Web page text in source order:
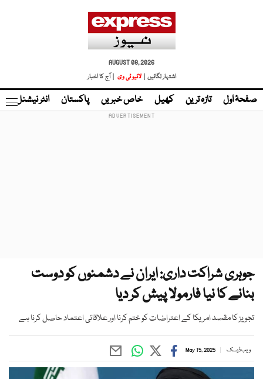
AUGUST 08, 2026
اشتہار لگائیں |
لائیو ٹی وی | آج کا اخبار
صفحۂ اول تازہ ترین کھیل خاص خبریں پاکستان انٹر نیشنل
جوہری شراکت داری: ایران نے دشمنوں کو دوست
بنانے کا نیا فارمولا پیش کر دیا
تجویز کا مقصد امریکا کے اعتراضات کو ختم کرنا اور علاقائی اعتماد حاصل کرنا ہے
ویب ڈیسک May 15, 2025